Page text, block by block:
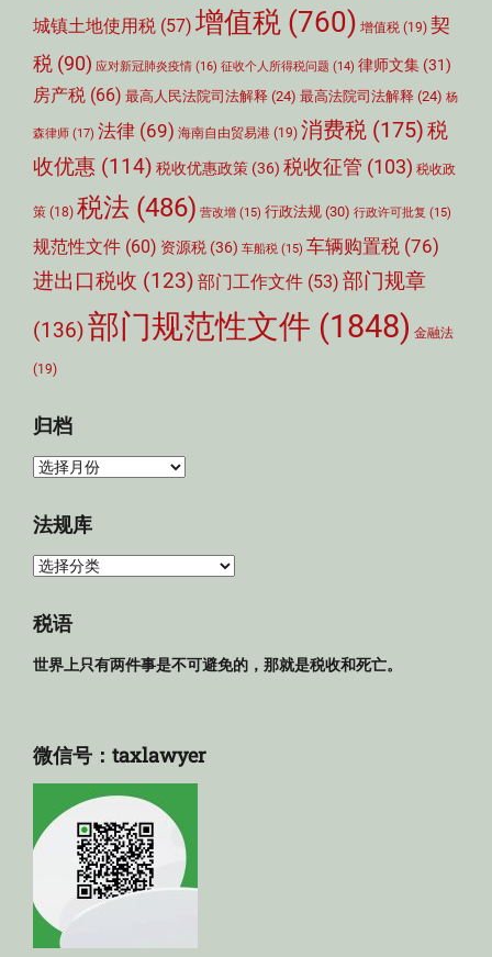
城镇土地使用税 (57) 增值税 (760) 增值税 (19) 契
税 (90) 应对新冠肺炎疫情 (16) 征收个人所得税问题 (14) 律师文集 (31)
房产税 (66) 最高人民法院司法解释 (24) 最高法院司法解释 (24) 杨
森律师 (17) 法律 (69) 海南自由贸易港 (19) 消费税 (175)税
收优惠 (114) 税收优惠政策 (36) 税收征管 (103) 税收政
策 (18) 税法 (486) 营改增 (15) 行政法规 (30) 行政许可批复 (15)
规范性文件 (60) 资源税 (36) 车船税 (15) 车辆购置税 (76)
进出口税收 (123) 部门工作文件 (53) 部门规章
(136)部门规范性文件 (1848) 金融法
(19)
归档
归
法规库
法
库
税语
世界上只有两件事是不可避免的，那就是税收和死亡。
微信号：taxlawyer